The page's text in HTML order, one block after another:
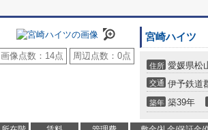
画像点数： 14点 周辺点数： 0点
宮崎ハイツ
住所 愛媛県松
交通 伊予鉄道
築年 築39年